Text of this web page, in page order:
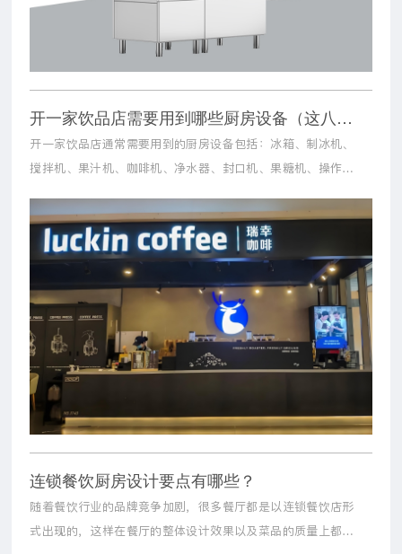
开一家饮品店需要用到哪些厨房设备（这八件设备必不可少）
开一家饮品店通常需要用到的厨房设备包括：冰箱、制冰机、
搅拌机、果汁机、咖啡机、净水器、封口机、果糖机、操作台
高效运营。
连锁餐饮厨房设计要点有哪些？
随着餐饮行业的品牌竞争加剧，很多餐厅都是以连锁餐饮店形
式出现的，这样在餐厅的整体设计效果以及菜品的质量上都有